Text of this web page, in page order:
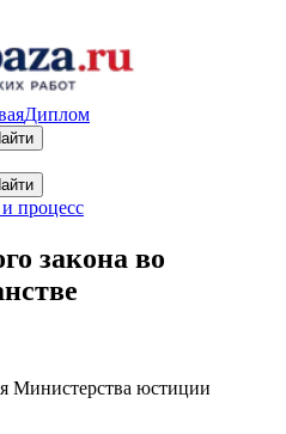
Диплом
процесс
закона во
Министерства юстиции